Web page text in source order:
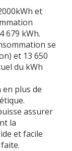
et
679 kWh.
se
et 13 650
du kWh
plus de
assurer
la
et facile